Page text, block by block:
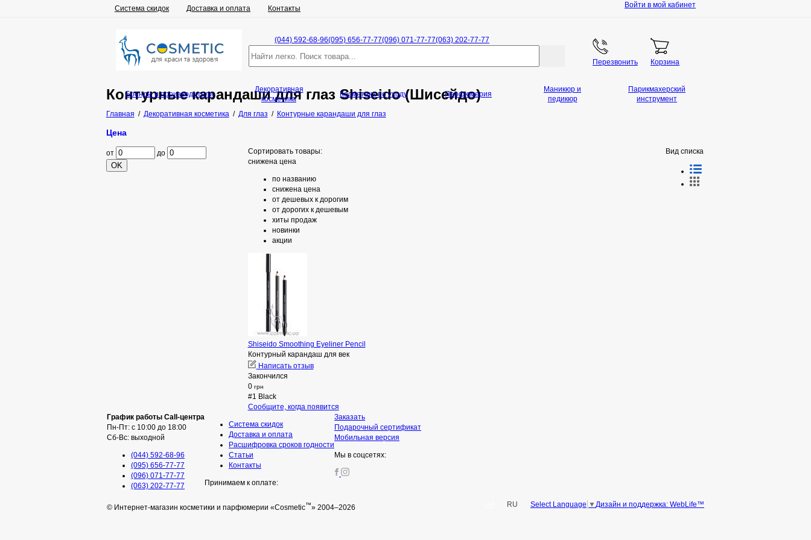
Система скидок Доставка и оплата Контакты Войти в мой кабинет
(044) 592-68-96(095) 656-77-77(096) 071-77-77(063) 202-77-77
Перезвонить Корзина
Контурные карандаши для глаз Shiseido (Шисейдо)
Главная / Декоративная косметика/ Для глаз / Контурные карандаши для глаз
Вид списка
Сортировать товары:
снижена цена
по названию
снижена цена
от дешевых к дорогим
от дорогих к дешевым
хиты продаж
новинки
акции
Shiseido Smoothing Eyeliner Pencil
Контурный карандаш для век
Написать отзыв
Закончился
0 грн
#1 Black
Сообщите, когда появится
Бренды и производители
Декоративная
косметика
Косметика по уходу Парфюмерия
Маникюр и
педикюр
Парикмахерский
инструмент
Цена
от до
OK
График работы Call-центра
Пн-Пт: с 10:00 до 18:00
Сб-Вс: выходной
(044) 592-68-96
(095) 656-77-77
(096) 071-77-77
(063) 202-77-77
Система скидок
Доставка и оплата
Расшифровка сроков годности
Статьи
Контакты
Принимаем к оплате:
Заказать
Подарочный сертификат
Мобильная версия
Мы в соцсетях:
© Интернет-магазин косметики и парфюмерии «Cosmetic™» 2004–2026 Дизайн и поддержка: WebLife™
Select Language ▼
RU